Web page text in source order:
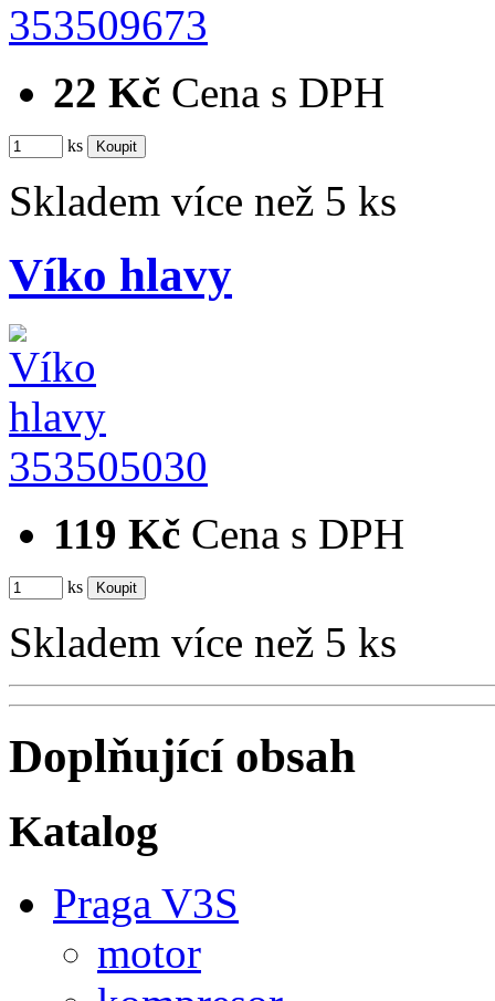
353509673
22 Kč Cena s DPH
ks
Skladem více než 5 ks
Víko hlavy
353505030
119 Kč Cena s DPH
ks
Skladem více než 5 ks
Doplňující obsah
Katalog
Praga V3S
motor